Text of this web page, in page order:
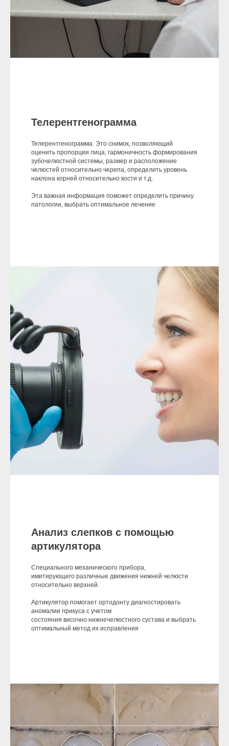
Телерентгенограмма
Телерентгенограмма. Это снимок, позволяющий
оценить пропорции лица, гармоничность формирования
зубочелюстной системы, размер и расположение
челюстей относительно черепа, определить уровень
наклона корней относительно кости и т.д.
Эта важная информация поможет определить причину
патологии, выбрать оптимальное лечение
Анализ слепков с помощью
артикулятора
Специального механического прибора,
имитирующего различные движения нижней челюсти
относительно верхней.
Артикулятор помогает ортодонту диагностировать
аномалии прикуса с учетом
состояния височно нижнечелюстного сустава и выбрать
оптимальный метод их исправления